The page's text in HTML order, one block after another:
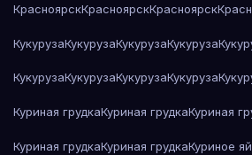
КрасноярскКрасноярскКрасноярск
КукурузаКукурузаКукурузаКукуруза
КукурузаКукурузаКукурузаКукуруза
Куриная грудкаКуриная грудкаКуриная
Куриная грудкаКуриная грудкаКуриное